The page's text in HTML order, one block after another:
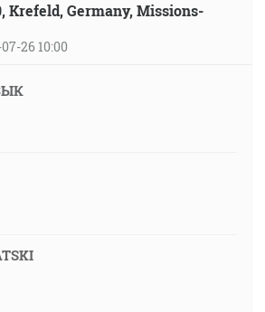
Krefeld, Germany, Missions-
26 10:00